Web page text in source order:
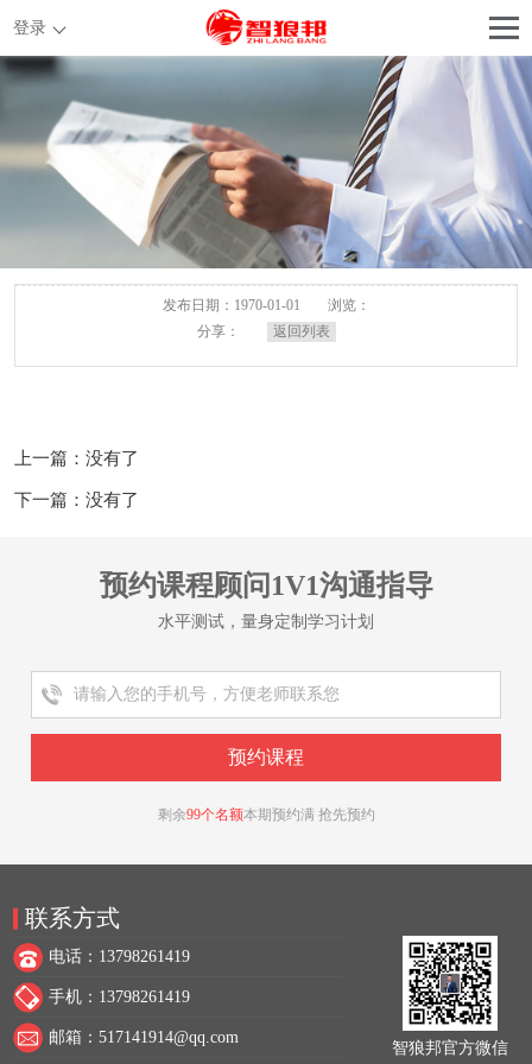
登录
发布日期：1970-01-01
浏览：
分享：
返回列表
上一篇：没有了
下一篇：没有了
预约课程顾问1V1沟通指导
水平测试，量身定制学习计划
剩余99个名额本期预约满 抢先预约
智狼邦官方微信
联系方式
电话：13798261419
手机：13798261419
邮箱：517141914@qq.com